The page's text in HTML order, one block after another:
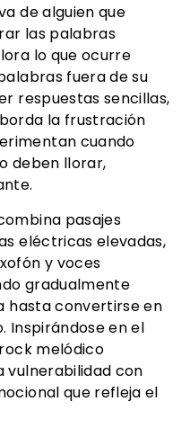
de alguien que
las palabras
lo que ocurre
fuera de su
respuestas sencillas,
la frustración
cuando
deben llorar,
pasajes
eléctricas elevadas,
y voces
gradualmente
hasta convertirse en
Inspirándose en el
melódico
vulnerabilidad con
que refleja el